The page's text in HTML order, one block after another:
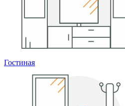
Гостиная